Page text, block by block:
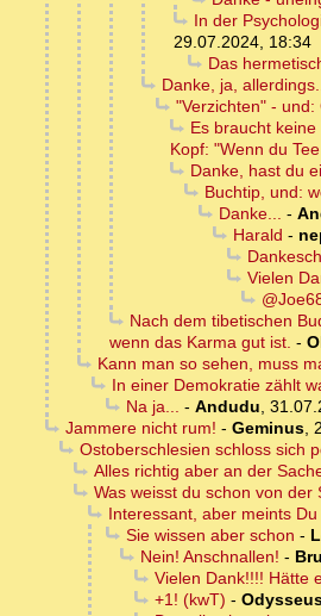
In der
29.07.2024, 18:34
Das
Danke, ja,
"Verzichten" - und:
Es braucht
Kopf: "Wenn du
Danke, hast du
Buchtip, und:
Danke... -
Harald -
Vielen
Nach dem tibetischen
wenn das Karma gut ist. -
Kann man so sehen, muss
In einer Demokratie zählt
Na ja... - Andudu,
Jammere nicht rum! - Geminus,
Ostoberschlesien schloss sich
Alles richtig aber an der
Was weisst du schon von der
Interessant, aber meints
Sie wissen aber schon -
Nein! Anschnallen! -
Vielen Dank!!!! Hätte
+1! (kwT) -